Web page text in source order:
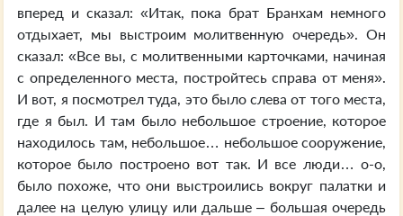
вперед и сказал: «Итак, пока брат Бранхам немного
отдыхает, мы выстроим молитвенную очередь». Он
сказал: «Все вы, с молитвенными карточками, начиная
с определенного места, постройтесь справа от меня».
И вот, я посмотрел туда, это было слева от того места,
где я был. И там было небольшое строение, которое
находилось там, небольшое… небольшое сооружение,
которое было построено вот так. И все люди… о-о,
было похоже, что они выстроились вокруг палатки и
далее на целую улицу или дальше – большая очередь